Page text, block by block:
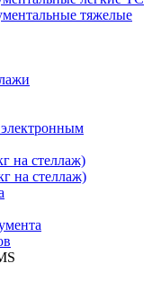
тяжелые
на стеллаж)
на стеллаж)